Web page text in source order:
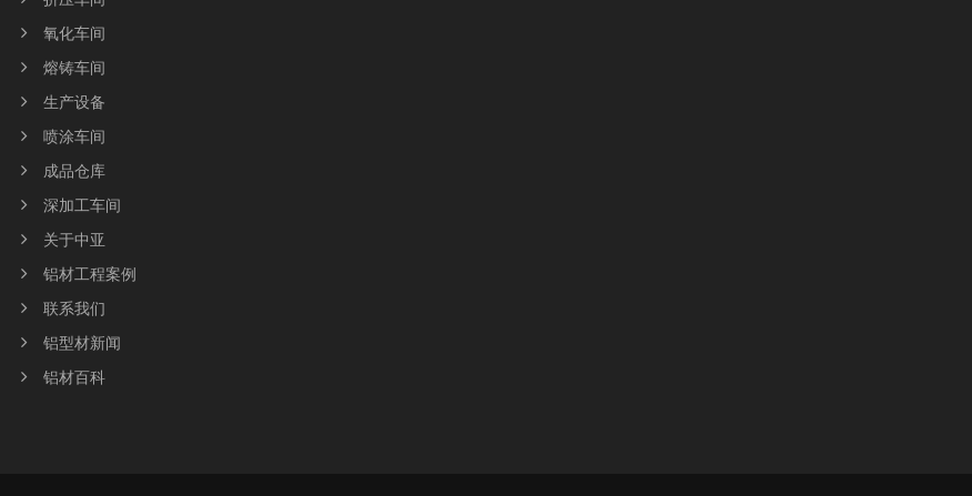
氧化车间
熔铸车间
生产设备
喷涂车间
成品仓库
深加工车间
关于中亚
铝材工程案例
联系我们
铝型材新闻
铝材百科